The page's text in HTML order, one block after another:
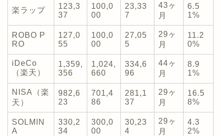
楽ラップ
123,3
37
100,0
00
23,33
7
43ヶ
月
6.5
1%
ROBO P
RO
127,0
55
100,0
00
27,05
5
29ヶ
月
11.2
0%
iDeCo
（楽天）
1,359,
356
1,024,
660
334,6
96
44ヶ
月
8.9
1%
NISA（楽
天）
982,6
23
701,4
86
281,1
37
29ヶ
月
16.5
8%
SOLMIN
A
330,2
34
300,0
00
30,23
4
29ヶ
月
4.3
2%